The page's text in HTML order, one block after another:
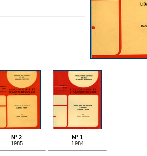
N° 2
1985
N° 1
1984